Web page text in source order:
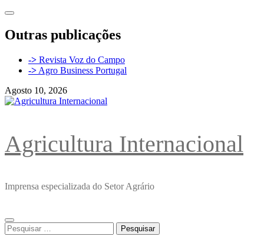
Avançar
o
conteúdo
Outras publicações
-> Revista Voz do Campo
-> Agro Business Portugal
Agosto 10, 2026
Agricultura Internacional
Imprensa especializada do Setor Agrário
Menu
principal
Pesquisar
por: